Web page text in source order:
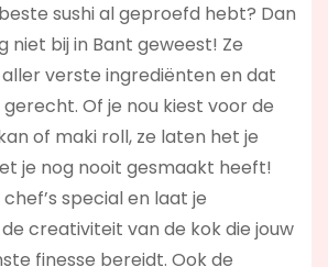
sushi al geproefd hebt? Dan
niet bij in Bant geweest! Ze
verste ingrediënten en dat
Of je nou kiest voor de
of maki roll, ze laten het je
je nog nooit gesmaakt heeft!
special en laat je
creativiteit van de kok die jouw
finesse bereidt. Ook de